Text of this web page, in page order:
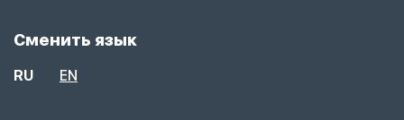
Сменить язык
RU EN